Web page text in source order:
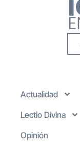
Actualidad
Lectio Divina
Opinión